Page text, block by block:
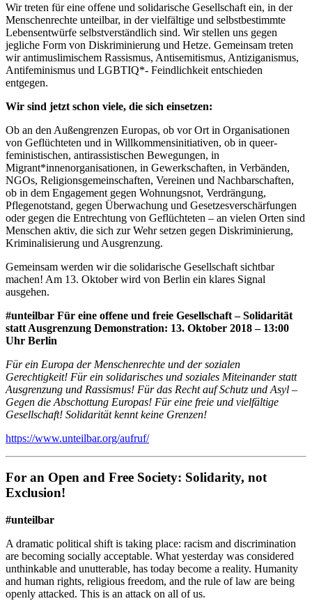
Wir treten für eine offene und solidarische Gesellschaft ein, in der
Menschenrechte unteilbar, in der vielfältige und selbstbestimmte
Lebensentwürfe selbstverständlich sind. Wir stellen uns gegen
jegliche Form von Diskriminierung und Hetze. Gemeinsam treten
wir antimuslimischem Rassismus, Antisemitismus, Antiziganismus,
Antifeminismus und LGBTIQ*- Feindlichkeit entschieden
entgegen.
Wir sind jetzt schon viele, die sich einsetzen:
Ob an den Außengrenzen Europas, ob vor Ort in Organisationen
von Geflüchteten und in Willkommensinitiativen, ob in queer-
feministischen, antirassistischen Bewegungen, in
Migrant*innenorganisationen, in Gewerkschaften, in Verbänden,
NGOs, Religionsgemeinschaften, Vereinen und Nachbarschaften,
ob in dem Engagement gegen Wohnungsnot, Verdrängung,
Pflegenotstand, gegen Überwachung und Gesetzesverschärfungen
oder gegen die Entrechtung von Geflüchteten – an vielen Orten sind
Menschen aktiv, die sich zur Wehr setzen gegen Diskriminierung,
Kriminalisierung und Ausgrenzung.
Gemeinsam werden wir die solidarische Gesellschaft sichtbar
machen! Am 13. Oktober wird von Berlin ein klares Signal
ausgehen.
#unteilbar Für eine offene und freie Gesellschaft – Solidarität
statt Ausgrenzung Demonstration: 13. Oktober 2018 – 13:00
Uhr Berlin
Für ein Europa der Menschenrechte und der sozialen
Gerechtigkeit! Für ein solidarisches und soziales Miteinander statt
Ausgrenzung und Rassismus! Für das Recht auf Schutz und Asyl –
Gegen die Abschottung Europas! Für eine freie und vielfältige
Gesellschaft! Solidarität kennt keine Grenzen!
https://www.unteilbar.org/aufruf/
For an Open and Free Society: Solidarity, not
Exclusion!
#unteilbar
A dramatic political shift is taking place: racism and discrimination
are becoming socially acceptable. What yesterday was considered
unthinkable and unutterable, has today become a reality. Humanity
and human rights, religious freedom, and the rule of law are being
openly attacked. This is an attack on all of us.